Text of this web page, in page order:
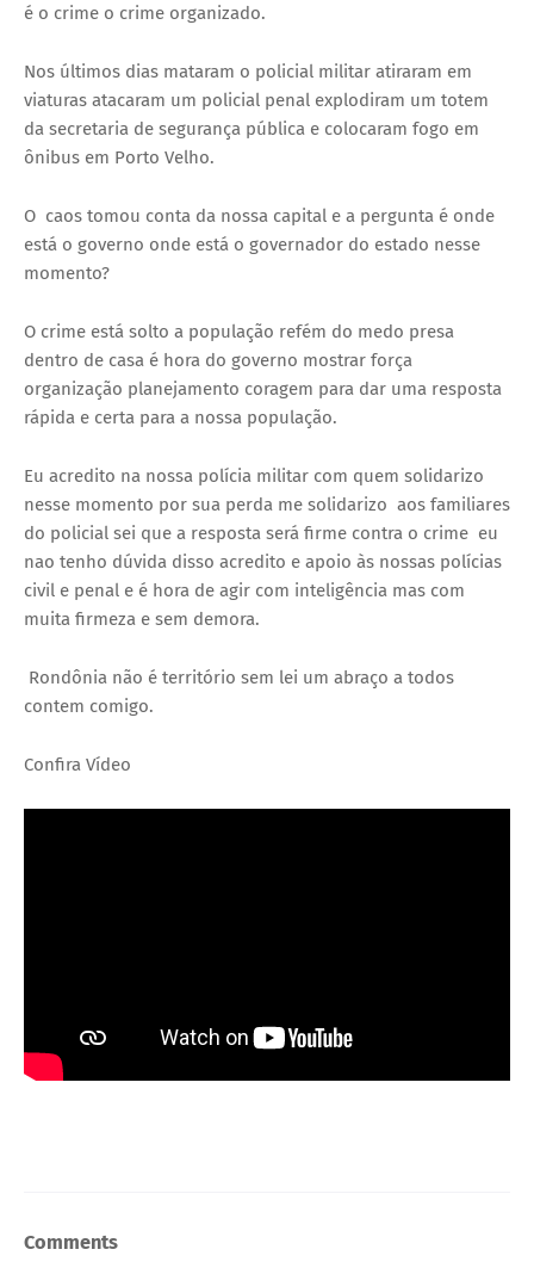
é o crime o crime organizado.
Nos últimos dias mataram o policial militar atiraram em
viaturas atacaram um policial penal explodiram um totem
da secretaria de segurança pública e colocaram fogo em
ônibus em Porto Velho.
O caos tomou conta da nossa capital e a pergunta é onde
está o governo onde está o governador do estado nesse
momento?
O crime está solto a população refém do medo presa
dentro de casa é hora do governo mostrar força
organização planejamento coragem para dar uma resposta
rápida e certa para a nossa população.
Eu acredito na nossa polícia militar com quem solidarizo
nesse momento por sua perda me solidarizo aos familiares
do policial sei que a resposta será firme contra o crime eu
nao tenho dúvida disso acredito e apoio às nossas polícias
civil e penal e é hora de agir com inteligência mas com
muita firmeza e sem demora.
Rondônia não é território sem lei um abraço a todos
contem comigo.
Confira Vídeo
Comments